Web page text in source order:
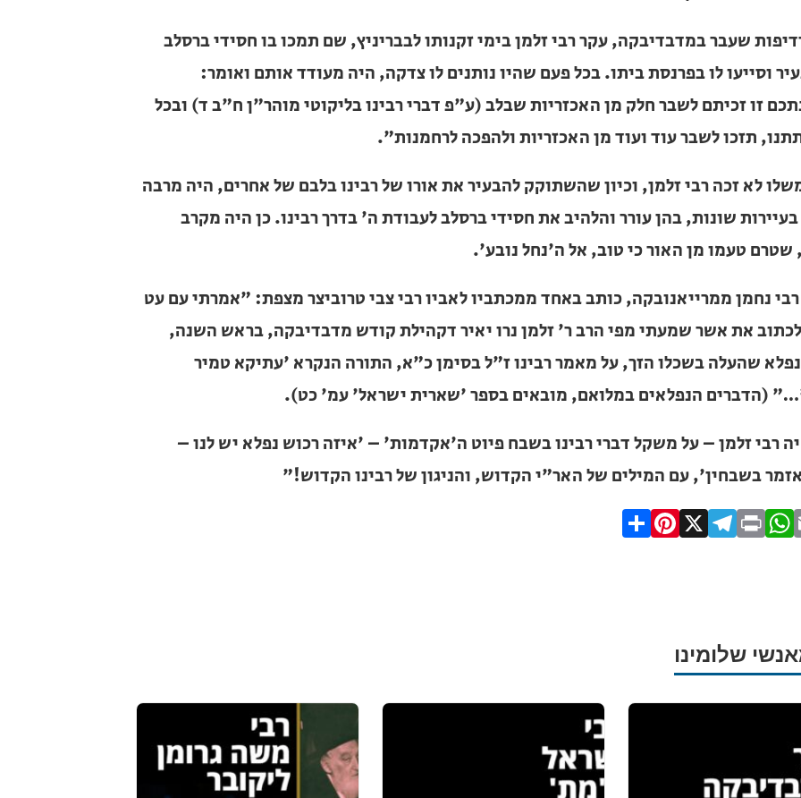
שעבר במדבדיבקה, עקר רבי זלמן בימי זקנותו לבבריניץ, שם תמכו בו חסידי ברסלב שדרו
לו בפרנסת ביתו. בכל פעם שהיו נותנים לו צדקה, היה מעודד אותם ואומר: "בנתינתכם זו זכיתם
מן האכזריות שבלב (ע"פ דברי רבינו בליקוטי מוהר"ן ח"ב ד) ובכל פעם שתתנו, תזכו לשבר עוד
האכזריות ולהפכה לרחמנות".
משלו לא זכה רבי זלמן, וכיון שהשתוקק להבעיר את אורו של רבינו בלבם של אחרים, היה מרבה
שונות, בהן עורר והלהיב את חסידי ברסלב לעבודת ה' בדרך רבינו. כן היה מקרב נפשות,
מן האור כי טוב, אל ה'נחל נובע'.
רבי נחמן ממרייאנובקה, כותב באחד ממכתביו לאביו רבי צבי טרוביצר מצפת: "אמרתי עם עט הסופר
אשר שמעתי מפי הרב ר' זלמן נרו יאיר דקהילת קודש מדבדיבקה, בראש השנה, חידוש נפלא
הזך, על מאמר רבינו ז"ל בסימן כ"א, התורה הנקרא 'עתיקא טמיר וסתים'…" (הדברים
במלואם, מובאים בספר 'שארית ישראל' עמ' כט).
רבי זלמן – על משקל דברי רבינו בשבח פיוט ה'אקדמות' – 'איזה רכוש נפלא יש לנו – השיר 'אזמר
עם המילים של האר"י הקדוש, והניגון של רבינו הקדוש!"
Email
WhatsApp
Print
Telegram
X
Pinterest
Share
והמקיף של בתי כנסת
זמני תפילות, שיעורי
➔